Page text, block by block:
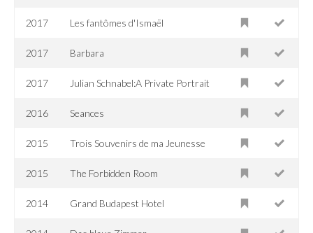
2017 Les fantômes d'Ismaël
2017 Barbara
2017 Julian Schnabel:A Private Portrait
2016 Seances
2015 Trois Souvenirs de ma Jeunesse
2015 The Forbidden Room
2014 Grand Budapest Hotel